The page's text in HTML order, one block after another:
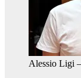
Alessio Ligi